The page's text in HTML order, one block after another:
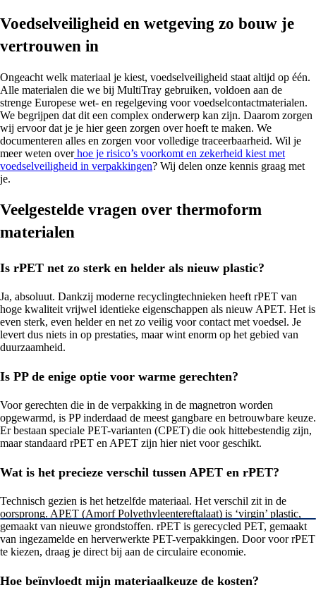
Voedselveiligheid en wetgeving zo bouw je
vertrouwen in
Ongeacht welk materiaal je kiest, voedselveiligheid staat altijd op één.
Alle materialen die we bij MultiTray gebruiken, voldoen aan de
strenge Europese wet- en regelgeving voor voedselcontactmaterialen.
We begrijpen dat dit een complex onderwerp kan zijn. Daarom zorgen
wij ervoor dat je je hier geen zorgen over hoeft te maken. We
documenteren alles en zorgen voor volledige traceerbaarheid. Wil je
meer weten overhoe je risico’s voorkomt en zekerheid kiest met
voedselveiligheid in verpakkingen? Wij delen onze kennis graag met
je.
Veelgestelde vragen over thermoform
materialen
Is rPET net zo sterk en helder als nieuw plastic?
Ja, absoluut. Dankzij moderne recyclingtechnieken heeft rPET van
hoge kwaliteit vrijwel identieke eigenschappen als nieuw APET. Het is
even sterk, even helder en net zo veilig voor contact met voedsel. Je
levert dus niets in op prestaties, maar wint enorm op het gebied van
duurzaamheid.
Is PP de enige optie voor warme gerechten?
Voor gerechten die in de verpakking in de magnetron worden
opgewarmd, is PP inderdaad de meest gangbare en betrouwbare keuze.
Er bestaan speciale PET-varianten (CPET) die ook hittebestendig zijn,
maar standaard rPET en APET zijn hier niet voor geschikt.
Wat is het precieze verschil tussen APET en rPET?
Technisch gezien is het hetzelfde materiaal. Het verschil zit in de
oorsprong. APET (Amorf Polyethyleentereftalaat) is ‘virgin’ plastic,
gemaakt van nieuwe grondstoffen. rPET is gerecycled PET, gemaakt
van ingezamelde en herverwerkte PET-verpakkingen. Door voor rPET
te kiezen, draag je direct bij aan de circulaire economie.
Hoe beïnvloedt mijn materiaalkeuze de kosten?